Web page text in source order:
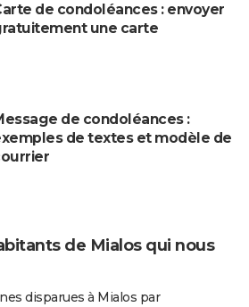
de condoléances : envoyer
une carte
de condoléances :
de textes et modèle de
de Mialos qui nous
disparues à Mialos par